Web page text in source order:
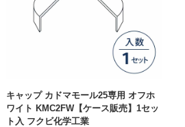
キャップ カドマモール25専用 オフホ
ワイト KMC2FW【ケース販売】1セッ
ト入 フクビ化学工業